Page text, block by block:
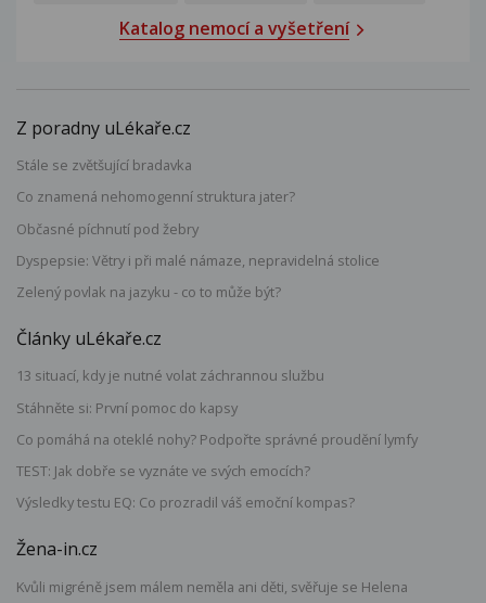
Katalog nemocí a vyšetření
Z poradny uLékaře.cz
Stále se zvětšující bradavka
Co znamená nehomogenní struktura jater?
Občasné píchnutí pod žebry
Dyspepsie: Větry i při malé námaze, nepravidelná stolice
Zelený povlak na jazyku - co to může být?
Články uLékaře.cz
13 situací, kdy je nutné volat záchrannou službu
Stáhněte si: První pomoc do kapsy
Co pomáhá na oteklé nohy? Podpořte správné proudění lymfy
TEST: Jak dobře se vyznáte ve svých emocích?
Výsledky testu EQ: Co prozradil váš emoční kompas?
Žena-in.cz
Kvůli migréně jsem málem neměla ani děti, svěřuje se Helena